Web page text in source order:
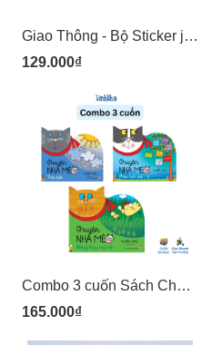
Giao Thông - Bộ Sticker jelly thạch mềm dẻo dán được nhiều lần mideer (30 stickers)
129.000₫
Combo 3 cuốn Sách Chuyện nhà mèo - Nông trại vui vẻ, Thời tiết, Phép lịch sự - trang cứng khó rách, ít chữ cho bé nhỏ - NXB Kim Đồng
165.000₫